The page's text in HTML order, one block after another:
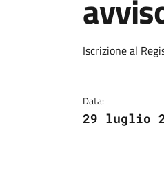
Iscrizione al
Data:
29 luglio